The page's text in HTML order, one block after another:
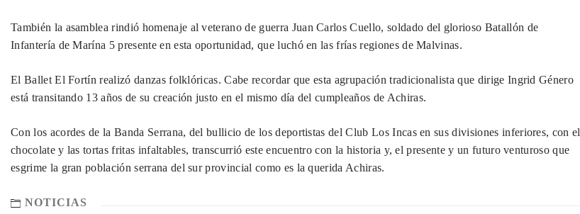
También la asamblea rindió homenaje al veterano de guerra Juan Carlos Cuello, soldado del glorioso Batallón de
Infantería de Marína 5 presente en esta oportunidad, que luchó en las frías regiones de Malvinas.
El Ballet El Fortín realizó danzas folklóricas. Cabe recordar que esta agrupación tradicionalista que dirige Ingrid Género
está transitando 13 años de su creación justo en el mismo día del cumpleaños de Achiras.
Con los acordes de la Banda Serrana, del bullicio de los deportistas del Club Los Incas en sus divisiones inferiores, con el
chocolate y las tortas fritas infaltables, transcurrió este encuentro con la historia y, el presente y un futuro venturoso que
esgrime la gran población serrana del sur provincial como es la querida Achiras.
NOTICIAS